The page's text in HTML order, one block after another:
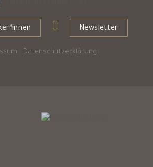
Newsletter
Datenschutzerklärung